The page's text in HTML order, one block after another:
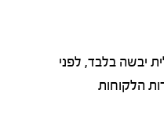
יבשה בלבד, לפני
הלקוחות